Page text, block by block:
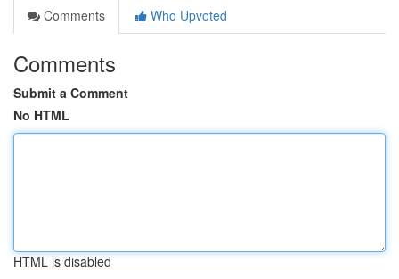
Comments
Who Upvoted
Comments
Submit a Comment
No HTML
HTML is disabled